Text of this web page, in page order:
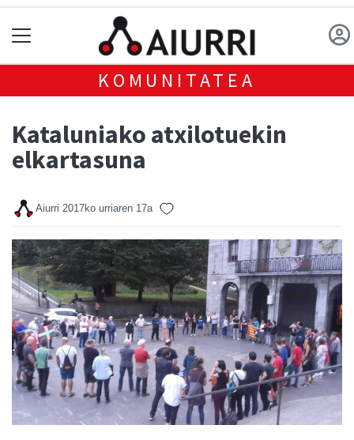
KOMUNITATEA
Kataluniako atxilotuekin
elkartasuna
Aiurri 2017ko urriaren 17a